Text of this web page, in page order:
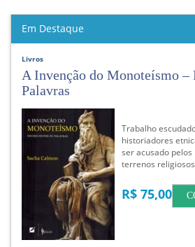
Em Destaque
Livros
A Invenção do Monoteísmo –
Palavras
Trabalho
historiadores
ser acusado
terrenos
R$ 75,00